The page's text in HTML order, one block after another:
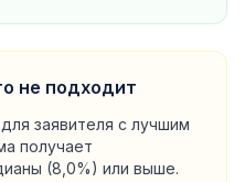
не подходит
заявителя с лучшим
получает
(8,0%) или выше.